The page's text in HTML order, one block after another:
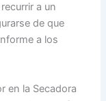
a un
de que
a los
en la Secadora